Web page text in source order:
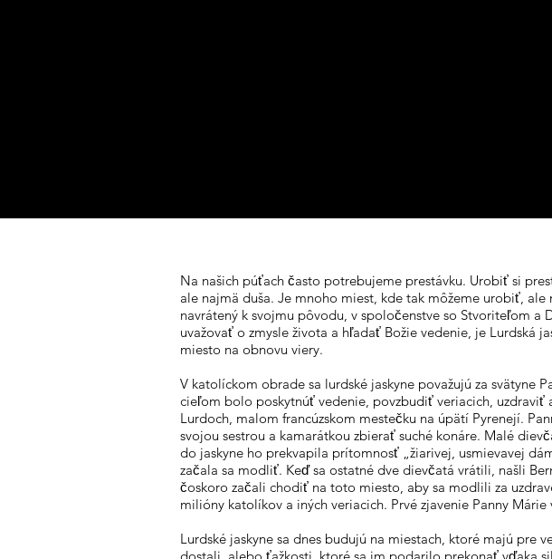
Na našich púťach často potrebujeme prestávku. Urobiť si
ale najmä duša. Je mnoho miest, kde tak môžeme urobiť,
navrátený k svojmu pôvodu, v spoločenstve so Stvoriteľom a
uvažovať o zmysle života a hľadať Božie vedenie, je Lurdská
miesto na obnovu viery.
V katolíckom obrade sa lurdské jaskyne považujú za svätyne
cieľom bolo poskytnúť vedenie, povzbudiť veriacich, uzdraviť
Lurdoch, malom francúzskom mestečku na úpätí Pyrenejí.
svojou sestrou a kamarátkou zbierať suché konáre. Malé
do jaskyne ho prekvapila prítomnosť „žiarivej, usmievavej
začala sa modliť. Keď sa ostatné dve dievčatá vrátili, našli
čoskoro začali chodiť na toto miesto, aby sa modlili za
milióny katolíkov a iných veriacich. Prvé zjavenie Panny
Lurdské jaskyne sa dnes budujú na miestach, ktoré majú